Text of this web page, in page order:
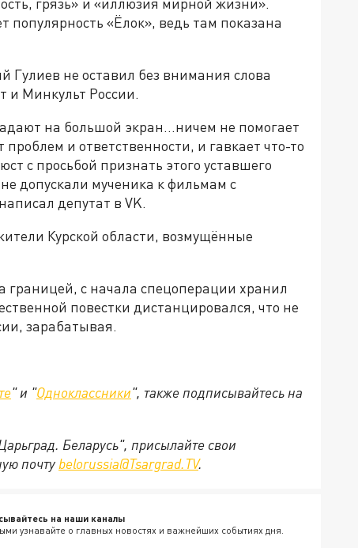
популярность «Ёлок», ведь там показана
Гулиев не оставил без внимания слова
и Минкульт России.
на большой экран…ничем не помогает
и ответственности, и гавкает что-то
с просьбой признать этого уставшего
допускали мученика к фильмам с
депутат в VK.
Курской области, возмущённые
границей, с начала спецоперации хранил
повестки дистанцировался, что не
зарабатывая.
" и "Одноклассники", также подписывайтесь на
Беларусь", присылайте свои
почту belorussia@Tsargrad.TV.
на наши каналы
узнавайте о главных новостях и важнейших событиях дня.